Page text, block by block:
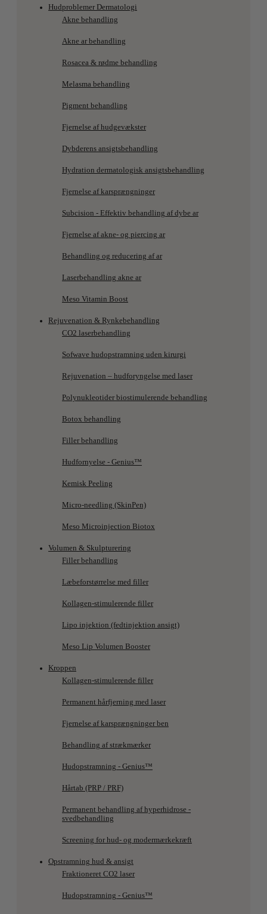
Hudproblemer Dermatologi
Akne behandling
Akne ar behandling
Rosacea & rødme behandling
Melasma behandling
Pigment behandling
Fjernelse af hudgevækster
Dybderens ansigtsbehandling
Hydration dermatologisk ansigtsbehandling
Fjernelse af karsprængninger
Subcision - Effektiv behandling af dybe ar
Fjernelse af akne- og piercing ar
Behandling og reducering af ar
Laserbehandling akne ar
Meso Vitamin Boost
Rejuvenation & Rynkebehandling
CO2 laserbehandling
Sofwave hudopstramning uden kirurgi
Rejuvenation – hudforyngelse med laser
Polynukleotider biostimulerende behandling
Botox behandling
Filler behandling
Hudfornyelse - Genius™
Kemisk Peeling
Micro-needling (SkinPen)
Meso Microinjection Biotox
Volumen & Skulpturering
Filler behandling
Læbeforstørrelse med filler
Kollagen-stimulerende filler
Lipo injektion (fedtinjektion ansigt)
Meso Lip Volumen Booster
Kroppen
Kollagen-stimulerende filler
Permanent hårfjerning med laser
Fjernelse af karsprængninger ben
Behandling af strækmærker
Hudopstramning - Genius™
Hårtab (PRP / PRF)
Permanent behandling af hyperhidrose -
svedbehandling
Screening for hud- og modermærkekræft
Opstramning hud & ansigt
Fraktioneret CO2 laser
Hudopstramning - Genius™